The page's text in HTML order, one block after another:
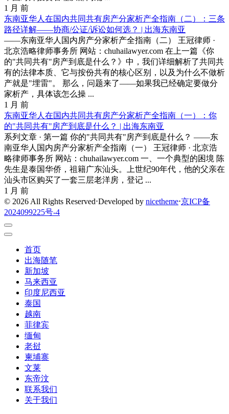
1 月 前
东南亚华人在国内共同共有房产分家析产全指南（二）：三条
路径详解——协商/公证/诉讼如何选？ | 出海东南亚
——东南亚华人国内房产分家析产全指南（二） 王冠律师 ·
北京浩略律师事务所 网站：chuhailawyer.com 在上一篇《你
的"共同共有"房产到底是什么？》中，我们详细解析了共同共
有的法律本质、它与按份共有的核心区别，以及为什么不做析
产就是"埋雷"。 那么，问题来了——如果我已经确定要做分
家析产，具体该怎么操 ...
1 月 前
东南亚华人在国内共同共有房产分家析产全指南（一）：你
的"共同共有"房产到底是什么？ | 出海东南亚
系列文章 · 第一篇 你的"共同共有"房产到底是什么？ ——东
南亚华人国内房产分家析产全指南（一） 王冠律师 · 北京浩
略律师事务所 网站：chuhailawyer.com 一、一个典型的困境 陈
先生是泰国华侨，祖籍广东汕头。上世纪90年代，他的父亲在
汕头市区购买了一套三层老洋房，登记 ...
1 月 前
© 2026 All Rights Reserved⋅Developed by nicetheme⋅京ICP备
2024099225号-4
首页
出海随笔
新加坡
马来西亚
印度尼西亚
泰国
越南
菲律宾
缅甸
老挝
柬埔寨
文莱
东帝汶
联系我们
关于我们